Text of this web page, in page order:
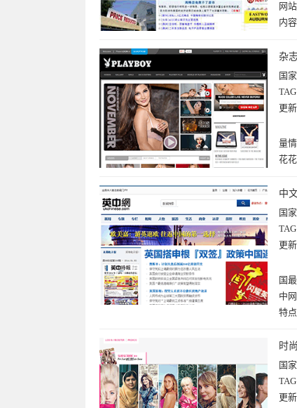
网
内
杂
国家
TAG
更新
量
花
中
国家
TAG
更新
国
中
特
时尚
国家
TAG
更新